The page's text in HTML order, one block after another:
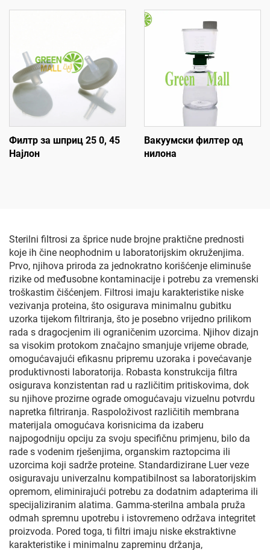
Филтр за шприц 25 0, 45
Најлон
Вакуумски филтер од
нилона
Sterilni filtrosi za šprice nude brojne praktične prednosti
koje ih čine neophodnim u laboratorijskim okruženjima.
Prvo, njihova priroda za jednokratno korišćenje eliminuše
rizike od međusobne kontaminacije i potrebu za vremenski
troškastim čišćenjem. Filtrosi imaju karakteristike niske
vezivanja proteina, što osigurava minimalnu gubitku
uzorka tijekom filtriranja, što je posebno vrijedno prilikom
rada s dragocjenim ili ograničenim uzorcima. Njihov dizajn
sa visokim protokom značajno smanjuje vrijeme obrade,
omogućavajući efikasnu pripremu uzoraka i povećavanje
produktivnosti laboratorija. Robasta konstrukcija filtra
osigurava konzistentan rad u različitim pritiskovima, dok
su njihove prozirne ograde omogućavaju vizuelnu potvrdu
napretka filtriranja. Raspoloživost različitih membrana
materijala omogućava korisnicima da izaberu
najpogodniju opciju za svoju specifičnu primjenu, bilo da
rade s vodenim rješenjima, organskim raztopcima ili
uzorcima koji sadrže proteine. Standardizirane Luer veze
osiguravaju univerzalnu kompatibilnost sa laboratorijskim
opremom, eliminirajući potrebu za dodatnim adapterima ili
specijaliziranim alatima. Gamma-sterilna ambala pruža
odmah spremnu upotrebu i istovremeno održava integritet
proizvoda. Pored toga, ti filtri imaju niske ekstraktivne
karakteristike i minimalnu zapreminu držanja,